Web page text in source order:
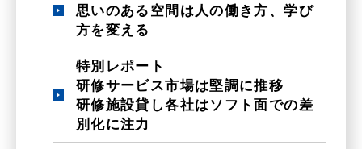
思いのある空間は人の働き方、学び
方を変える
特別レポート
研修サービス市場は堅調に推移
研修施設貸し各社はソフト面での差
別化に注力